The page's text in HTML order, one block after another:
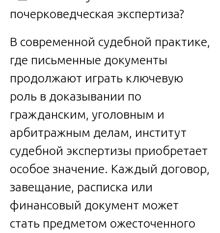
В современной судебной практике,
где письменные документы
продолжают играть ключевую
роль в доказывании по
гражданским, уголовным и
арбитражным делам, институт
судебной экспертизы приобретает
особое значение. Каждый договор,
завещание, расписка или
финансовый документ может
стать предметом ожесточенного